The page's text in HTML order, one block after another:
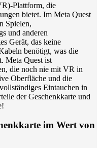
Plattform, die
bietet. Im Meta Quest
Spielen,
und anderen
Gerät, das keine
benötigt, was die
Meta Quest ist
die noch nie mit VR in
Oberfläche und die
Eintauchen in
der Geschenkkarte und
im Wert von